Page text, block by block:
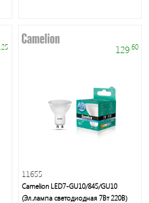
.25 129.60
11655
Camelion LED7-GU10/845/GU10
(Эл.лампа светодиодная 7Вт 220В)